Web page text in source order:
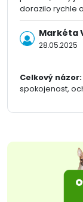
dorazilo rychle
Markéta
28.05.2025
Celkový názor:
spokojenost,